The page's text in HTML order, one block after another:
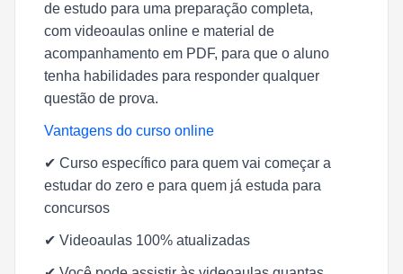
de estudo para uma preparação completa,
com videoaulas online e material de
acompanhamento em PDF, para que o aluno
tenha habilidades para responder qualquer
questão de prova.
Vantagens do curso online
✔ Curso específico para quem vai começar a
estudar do zero e para quem já estuda para
concursos
✔ Videoaulas 100% atualizadas